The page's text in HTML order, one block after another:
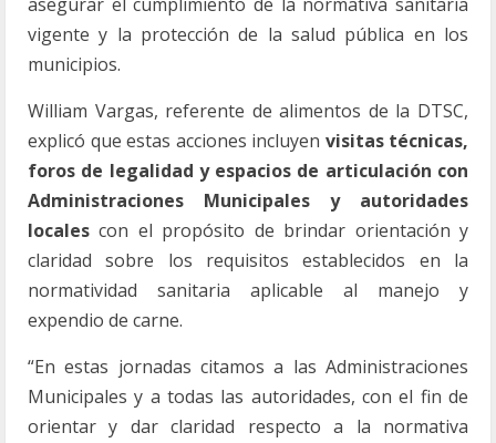
vigente y la protección de la salud pública en los
municipios.
William Vargas, referente de alimentos de la DTSC,
explicó que estas acciones incluyen visitas técnicas,
foros de legalidad y espacios de articulación con
Administraciones Municipales y autoridades
locales con el propósito de brindar orientación y
claridad sobre los requisitos establecidos en la
normatividad sanitaria aplicable al manejo y
expendio de carne.
“En estas jornadas citamos a las Administraciones
Municipales y a todas las autoridades, con el fin de
orientar y dar claridad respecto a la normativa